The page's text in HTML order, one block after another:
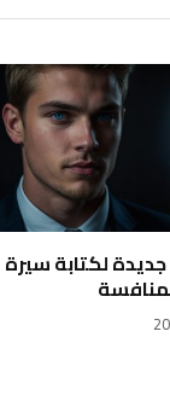
جديدة لكتابة سيرة